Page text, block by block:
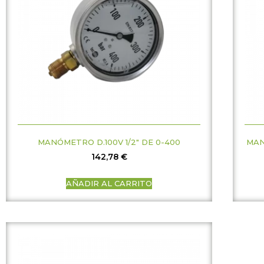
MANÓMETRO D.100V 1/2″ DE 0-400
142,78 €
AÑADIR AL CARRITO